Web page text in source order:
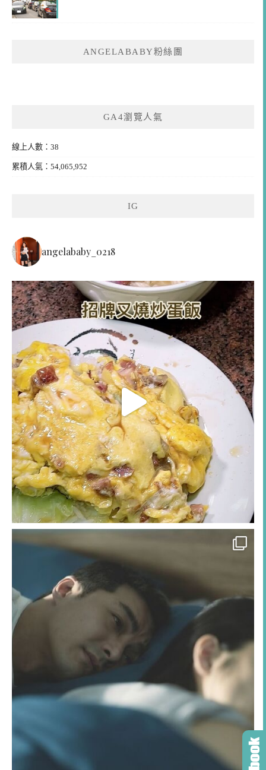
ANGELABABY粉絲團
GA4瀏覽人氣
線上人數：38
累積人氣：54,065,952
IG
angelababy_0218